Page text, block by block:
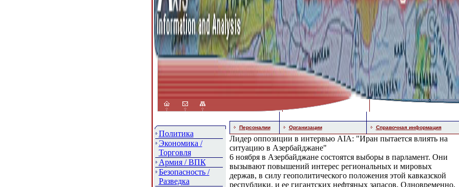
Политика
Экономика /
Торговля
Армия / ВПК
Безопасность /
Разведка
Персоналии Организации Справочная информация
Лидер оппозиции в интервью AIA: "Иран пытается влиять на
ситуацию в Азербайджане"
6 ноября в Азербайджане состоятся выборы в парламент. Они
вызывают повышений интерес региональных и мировых
держав, в силу геополитического положения этой кавказской
республики, и ее гигантских нефтяных запасов. Одновременно,